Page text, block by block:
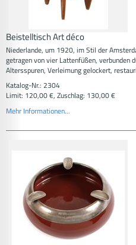
Beistelltisch Art déco
Niederlande, um 1920, im Stil der
getragen von vier Lattenfüßen, verbunden
Altersspuren, Verleimung gelockert,
Katalog-Nr.: 2304
Limit: 120,00 €, Zuschlag: 130,00 €
Mehr Informationen...